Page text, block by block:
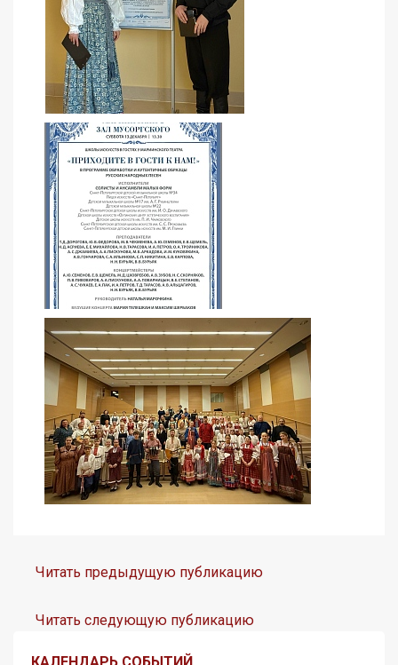
Читать предыдущую публикацию
Читать следующую публикацию